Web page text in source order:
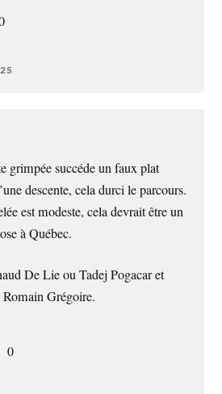
grimpée succéde un faux plat
descente, cela durci le parcours.
est modeste, cela devrait être un
à Québec.
De Lie ou Tadej Pogacar et
Grégoire.
0